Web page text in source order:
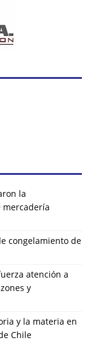
la
mercadería
congelamiento de
atención a
y
y la materia en
Chile